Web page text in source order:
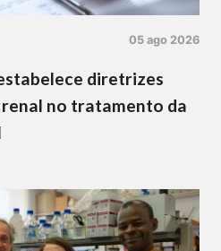
05 ago 2026
diretrizes
no tratamento da